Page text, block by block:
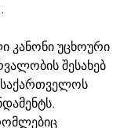
კანონი უცხოური
შესახებ
საქართველოს